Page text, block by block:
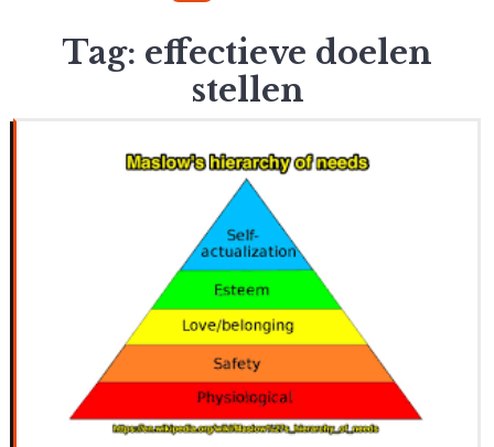
Tag: effectieve doelen
stellen